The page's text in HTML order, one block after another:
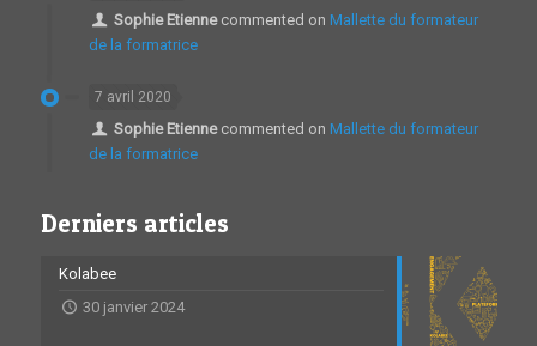
Sophie Etiennecommented on Mallette du formateur
de la formatrice
7 avril 2020
Sophie Etiennecommented on Mallette du formateur
de la formatrice
Derniers articles
Kolabee
30 janvier 2024